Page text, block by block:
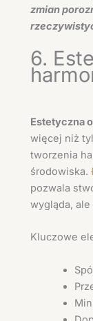
zmian
6.
Estetyczna
więcej niż
tworzenia
środowiska.
pozwala
wygląda,
Kluczowe